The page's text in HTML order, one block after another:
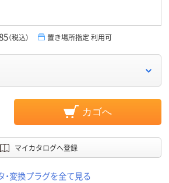
（税込） 置き場所指定 利用可
カゴへ
マイカタログへ登録
変換プラグを全て見る